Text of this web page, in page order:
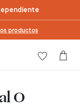
productos
O